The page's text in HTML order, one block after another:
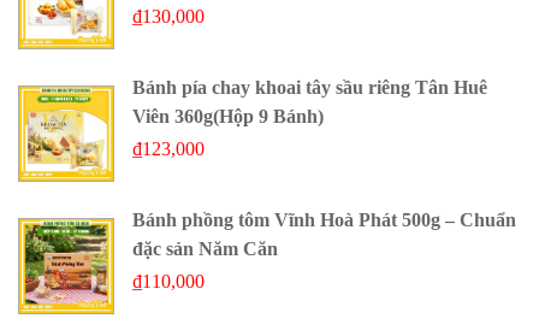
₫130,000
Bánh pía chay khoai tây sầu riêng Tân Huê
Viên 360g(Hộp 9 Bánh)
₫123,000
Bánh phồng tôm Vĩnh Hoà Phát 500g – Chuẩn
đặc sản Năm Căn
₫110,000